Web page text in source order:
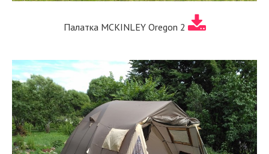
Палатка MCKINLEY Oregon 2